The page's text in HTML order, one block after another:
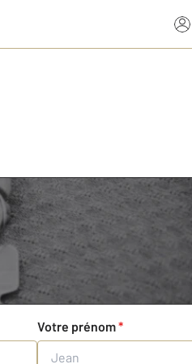
Votre prénom*